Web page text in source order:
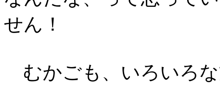
せん！
むかごも、いろいろ